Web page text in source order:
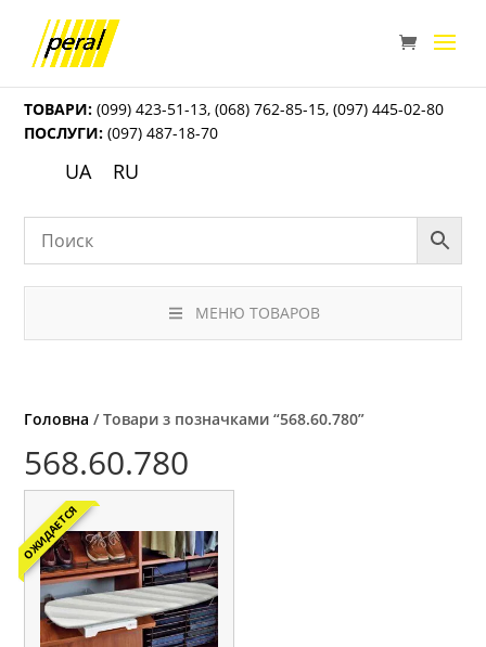
ТОВАРИ: (099) 423-51-13,(068) 762-85-15,(097) 445-02-80
ПОСЛУГИ: (097) 487-18-70
UA RU
МЕНЮ ТОВАРОВ
Головна / Товари з позначками “568.60.780”
568.60.780
ОЖИДАЕТСЯ